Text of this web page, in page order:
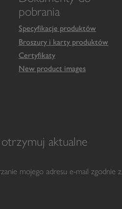
pobrania
Specyfikacje produktów
Broszury i karty produktów
Certyfikaty
New product images
aktualne
mojego adresu e-mail zgodnie z